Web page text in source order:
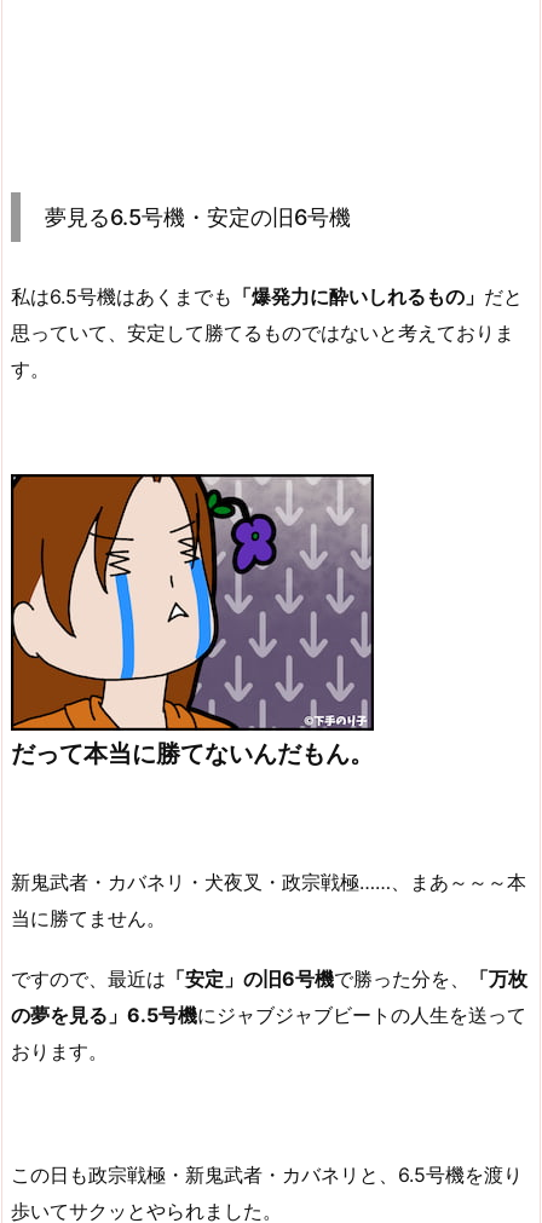
夢見る6.5号機・安定の旧6号機
私は6.5号機はあくまでも 「爆発力に酔いしれるもの」 だと
思っていて、安定して勝てるものではないと考えておりま
す。
だって本当に勝てないんだもん。
新鬼武者・カバネリ・犬夜叉・政宗戦極……、まあ～～～本
当に勝てません。
ですので、最近は 「安定」の旧6号機で勝った分を、
「万枚
の夢を見る」6.5号機にジャブジャブビートの人生を送って
おります。
この日も政宗戦極・新鬼武者・カバネリと、6.5号機を渡り
歩いてサクッとやられました。